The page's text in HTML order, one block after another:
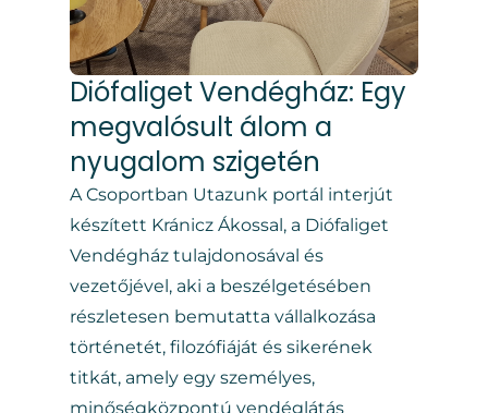
Diófaliget Vendégház: Egy
megvalósult álom a
nyugalom szigetén
A Csoportban Utazunk portál interjút
készített Kránicz Ákossal, a Diófaliget
Vendégház tulajdonosával és
vezetőjével, aki a beszélgetésében
részletesen bemutatta vállalkozása
történetét, filozófiáját és sikerének
titkát, amely egy személyes,
minőségközpontú vendéglátás